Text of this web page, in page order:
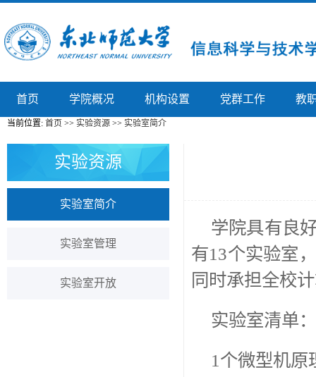
首页 学院概况 机构设置 党群工作 教
当前位置: 首页 >> 实验资源 >> 实验室简介
实验资源
实验室简介
实验室管理
实验室开放
学院具有良
有13个实验室
同时承担全校
实验室清单：
1个微型机原